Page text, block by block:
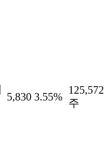
5,830 3.55%
125,572
주